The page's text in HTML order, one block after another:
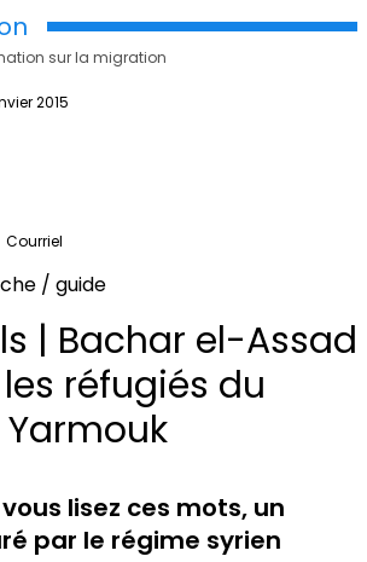
sur la migration
2015
Courriel
/ guide
| Bachar el-Assad
réfugiés du
lisez ces mots, un
par le régime syrien